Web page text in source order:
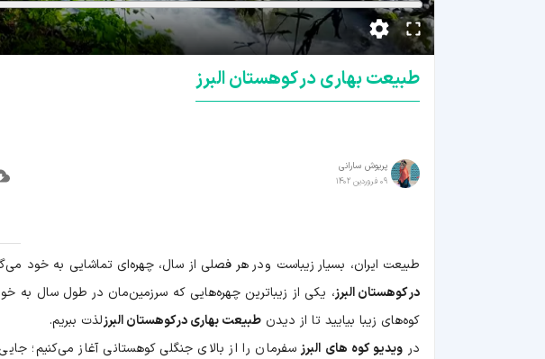
طبیعت بهاری در کوهستان البرز
پریوش سارانی
09 فروردین 1402
طبیعت ایران، بسیار زیباست و در هر فصلی از سال، چهره‌ای تماشایی به خود
در کوهستان البرز، یکی از زیباترین چهره‌هایی که سرزمین‌مان در طول سال به
کوه‌های زیبا بیایید تا از دیدن طبیعت بهاری در کوهستان البرزلذت ببریم.
در ویدیو کوه‌ های البرز سفرمان را از بالای جنگلی کوهستانی آغاز می‌کنیم؛